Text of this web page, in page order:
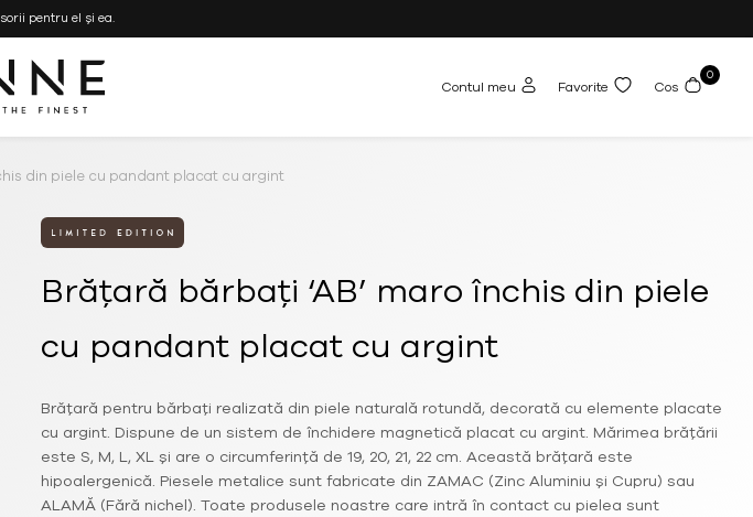
pentru el și ea.
FINNE
Bijuterii
Genti
Handmade
Simply the Finest Contul meu Favorite Cos
0
din piele cu pandant placat cu argint
Brățară bărbați ‘AB’ maro închis din piele
cu pandant placat cu argint
Brățară pentru bărbați realizată din piele naturală rotundă, decorată cu elemente placate
cu argint. Dispune de un sistem de închidere magnetică placat cu argint. Mărimea brățării
este S, M, L, XL și are o circumferință de 19, 20, 21, 22 cm. Această brățară este
hipoalergenică. Piesele metalice sunt fabricate din ZAMAC (Zinc Aluminiu și Cupru) sau
ALAMĂ (Fără nichel). Toate produsele noastre care intră în contact cu pielea sunt